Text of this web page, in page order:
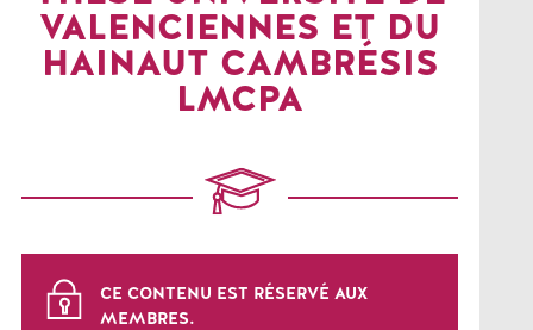
VALENCIENNES ET DU
HAINAUT CAMBRÉSIS
LMCPA
CE CONTENU EST RÉSERVÉ AUX
MEMBRES.